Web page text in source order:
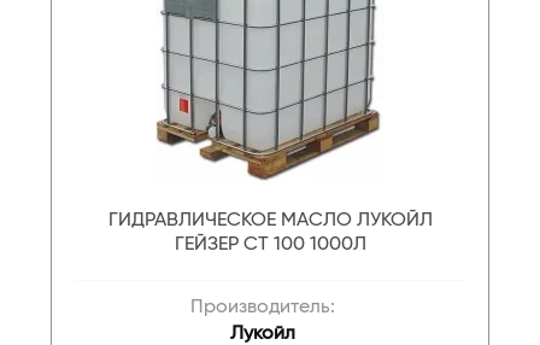
ГИДРАВЛИЧЕСКОЕ МАСЛО ЛУКОЙЛ
ГЕЙЗЕР СТ 100 1000Л
Производитель:
Лукойл